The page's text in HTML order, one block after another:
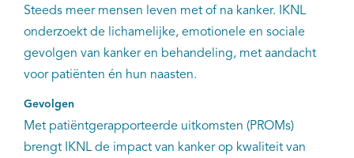
Steeds meer mensen leven met of na kanker. IKNL
onderzoekt de lichamelijke, emotionele en sociale
gevolgen van kanker en behandeling, met aandacht
voor patiënten én hun naasten.
Gevolgen
Met patiëntgerapporteerde uitkomsten (PROMs)
brengt IKNL de impact van kanker op kwaliteit van